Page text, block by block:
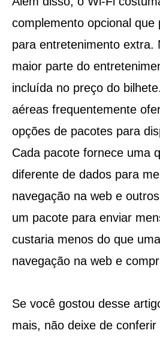
complemento opcional que
para entretenimento extra.
maior parte do
incluída no preço do
aéreas frequentemente
opções de pacotes para
Cada pacote fornece uma
diferente de dados para
navegação na web e
um pacote para enviar
custaria menos do que
navegação na web e
Se você gostou desse
mais, não deixe de